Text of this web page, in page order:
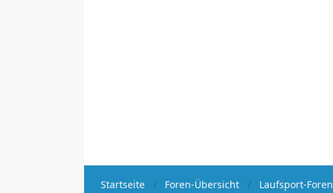
Startseite Foren-Übersicht Laufsport-Foren